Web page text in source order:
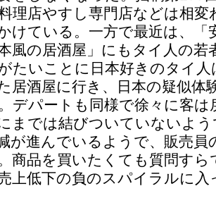
理店やすし専門店などは相変
けている。一方で最近は、「
風の居酒屋」にもタイ人の若
たいことに日本好きのタイ
居酒屋に行き、日本の疑似体
デパートも同様で徐々に客
までは結びついていないよ
が進んでいるようで、販売員
商品を買いたくても質問す
上低下の負のスパイラルに